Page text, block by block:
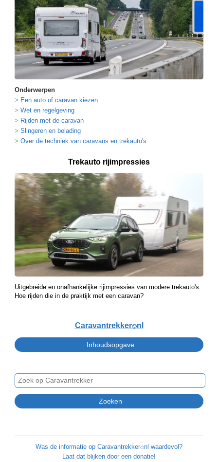
Onderwerpen
Een auto of caravan kiezen
Wet en regelgeving
Rijden met de caravan
Slingeren en belading
Over de techniek van caravans en trekauto's
Trekauto rijimpressies
Uitgebreide en onafhankelijke rijimpressies van modere trekauto's.
Hoe rijden die in de praktijk met een caravan?
Caravantrekker🙂nl
Was de informatie op Caravantrekker🙂nl waardevol?
Laat dat blijken door een donatie!